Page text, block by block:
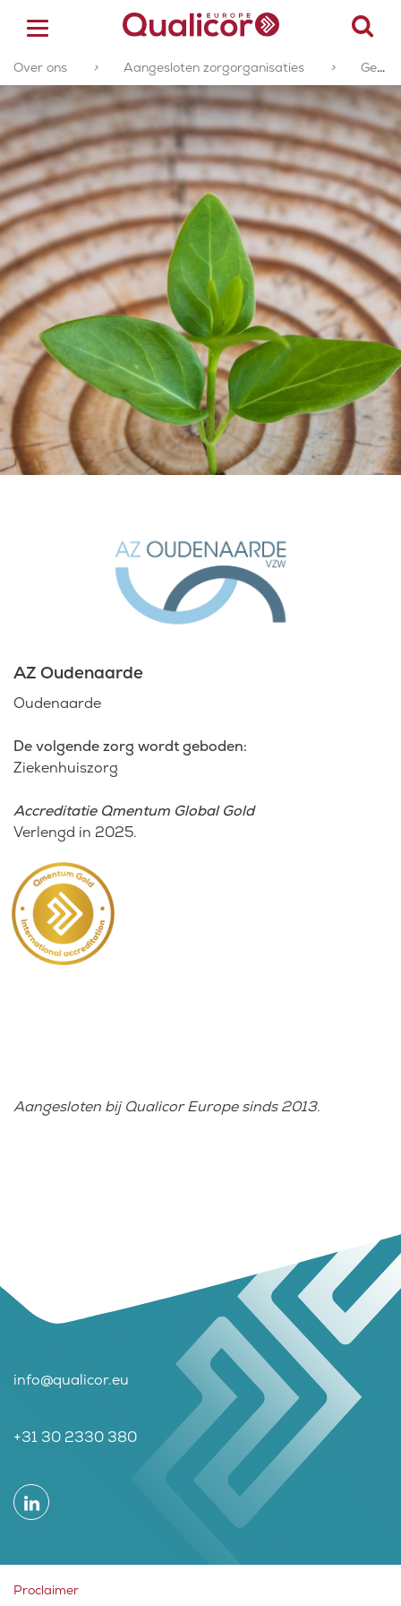
ACCREDITATIE
CERTIFICERING
ACADEMY
ZORGSECTOREN
OVER ONS
CONTACT
Laatste nieuws
Werken bij
Inlogportalen
Over ons > Aangesloten zorgorganisaties > Geaccrediteerde of gecertificeerde zorgorganisaties
AZ Oudenaarde
Oudenaarde
De volgende zorg wordt geboden:
Ziekenhuiszorg
Accreditatie Qmentum Global Gold
Verlengd in 2025.
Aangesloten bij Qualicor Europe sinds 2013.
info@qualicor.eu
+31 30 2330 380
Proclaimer